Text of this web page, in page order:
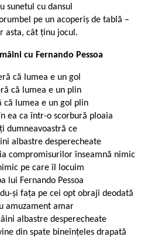
sunetul cu dansul
pe un acoperiș de tablă –
asta, cât ținu jocul.
cu Fernando Pessoa
că lumea e un gol
că lumea e un plin
că lumea e un gol plin
ea ca într-o scorbură ploaia
dumneavoastră ce
albastre desperecheate
compromisurilor înseamnă nimic
pe care îl locuim
lui Fernando Pessoa
și fața pe cei opt obraji deodată
amuzament amar
albastre desperecheate
din spate bineînțeles drapată